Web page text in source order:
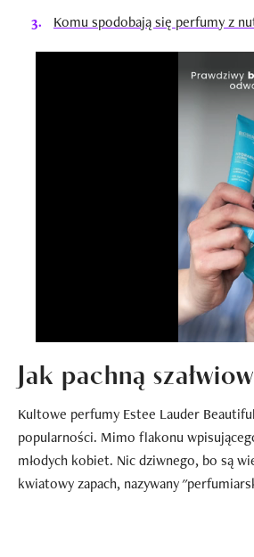
Komu spodobają się perfumy z
Jak pachną
Kultowe perfumy Estee Lauder
popularności. Mimo flakonu
młodych kobiet. Nic dziwnego, bo są
kwiatowy zapach, nazywany